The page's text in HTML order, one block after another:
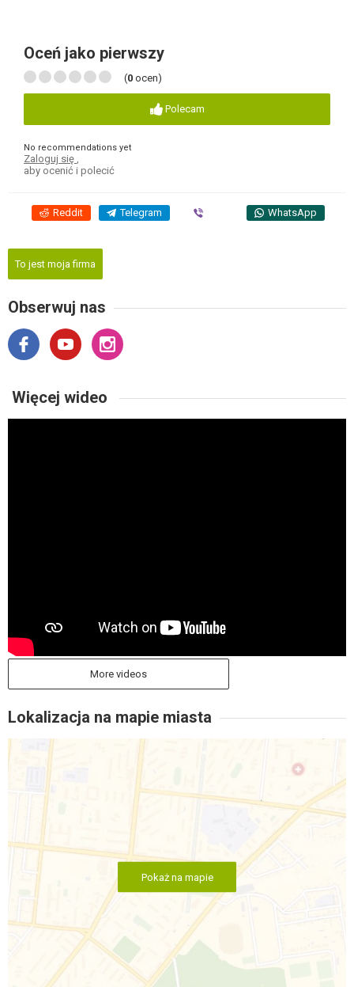
Oceń jako pierwszy
(0 ocen)
Polecam
No recommendations yet
Zaloguj się ,
aby ocenić i polecić
Reddit Telegram WhatsApp
To jest moja firma
Obserwuj nas
Więcej wideo
More videos
Lokalizacja na mapie miasta
Pokaż na mapie